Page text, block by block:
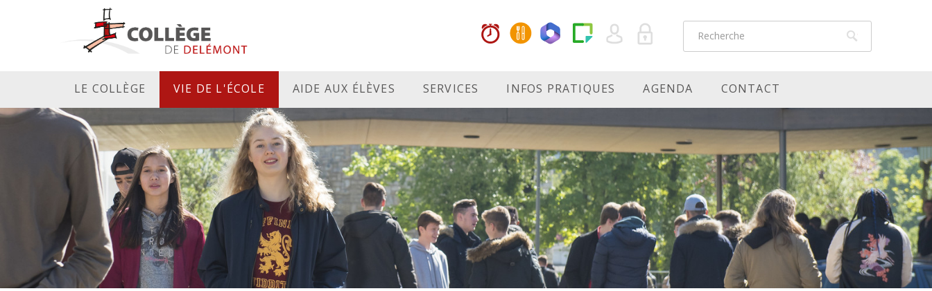
LE COLLÈGE VIE DE L'ÉCOLE AIDE AUX ÉLÈVES SERVICES INFOS PRATIQUES AGENDA CONTACT